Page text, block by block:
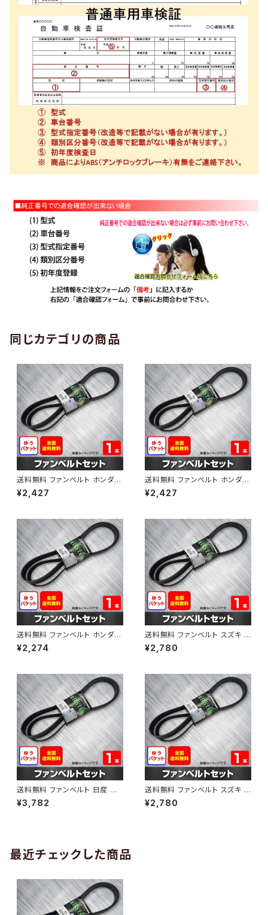
同じカテゴリの商品
送料無料 ファンベルト ホンダ
ゼスト 型式JE1 H18.03～H24.
11 （国内トップメーカー） 1本 H
¥2,427
送料無料 ファンベルト ホンダ ラ
イフ 型式JB6 H15.09～H20.1
1 （国内トップメーカー） 1本 HA
¥2,427
送料無料 ファンベルト ホンダ フ
ィット 型式GE6 H19.10～H25.
09 （国内トップメーカー） 1本 H
¥2,274
送料無料 ファンベルト スズキ ス
ペーシア 型式MK32S H25.03
～H30.02 （国内トップメーカ
¥2,780
送料無料 ファンベルト 日産 キ
ューブ 型式Z12 H20.11～H24.
10 （国内トップメーカー） 1本 H
¥3,782
送料無料 ファンベルト スズキ ワ
ゴンR 型式MH34S H24.09～
H29.02 （国内トップメーカー）
¥2,780
最近チェックした商品